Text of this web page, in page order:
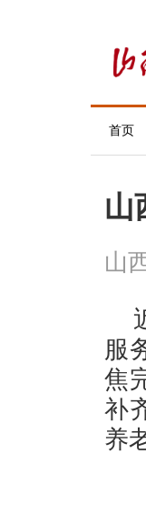
首页
山
山
服
焦
补
养